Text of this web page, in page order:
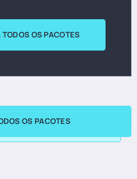
OS PACOTES
OS PACOTES